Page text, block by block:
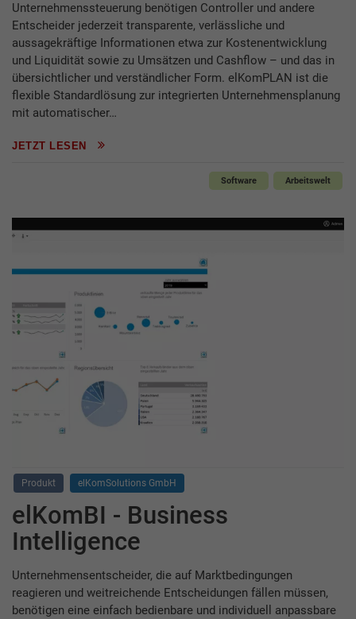
Unternehmenssteuerung benötigen Controller und andere
Entscheider jederzeit transparente, verlässliche und
aussagekräftige Informationen etwa zur Kostenentwicklung
und Liquidität sowie zu Umsätzen und Cashflow – und das in
übersichtlicher und verständlicher Form. elKomPLAN ist die
flexible Standardlösung zur integrierten Unternehmensplanung
mit automatischer…
JETZT LESEN
Software Arbeitswelt
Produkt elKomSolutions GmbH
elKomBI - Business
Intelligence
Unternehmensentscheider, die auf Marktbedingungen
reagieren und weitreichende Entscheidungen fällen müssen,
benötigen eine einfach bedienbare und individuell anpassbare